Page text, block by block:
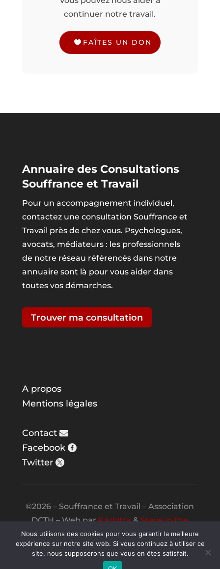
continuer notre travail.
FAÎTES UN DON
Annuaire des Consultations
Souffrance et Travail
Pour un accompagnement individuel,
contactez une consultation Souffrance et
Travail près de chez vous. Psychologues,
avocats, médiateurs : les professionnels
de notre réseau référencés dans notre
annuaire sont là pour vous aider dans
toutes vos démarches.
Trouver ma consultation
A propos
Mentions légales
Contact
Facebook
Twitter
©2026 – Souffrance et Travail – Association
DCTH – Web parKarlotta&Steve in the
Night
Nous utilisons des cookies pour vous garantir la meilleure
expérience sur notre site web. Si vous continuez à utiliser ce
site, nous supposerons que vous en êtes satisfait.